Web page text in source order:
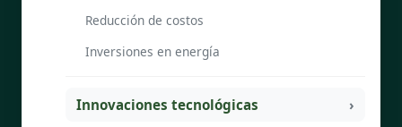
Reducción de costos
Inversiones en energía
Innovaciones tecnológicas